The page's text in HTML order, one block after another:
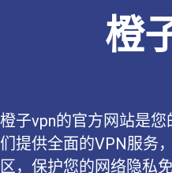
橙
橙子vpn的官方网站是
们提供全面的VPN服务
区，保护您的网络隐私